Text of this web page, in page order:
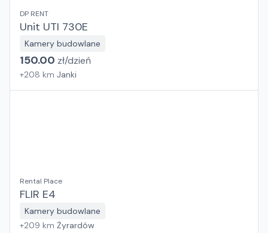
DP RENT
Unit UTI 730E
Kamery budowlane
150.00 zł/dzień
+208 km Janki
Rental Place
FLIR E4
Kamery budowlane
+209 km Żyrardów